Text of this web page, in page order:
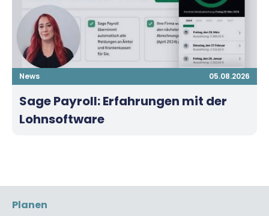
05.08.2026
News
Sage Payroll: Erfahrungen mit der
Lohnsoftware
Planen